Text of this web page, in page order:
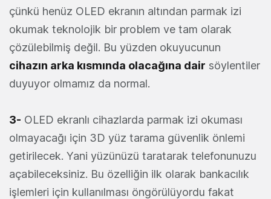
çünkü henüz OLED ekranın altından parmak izi
okumak teknolojik bir problem ve tam olarak
çözülebilmiş değil. Bu yüzden okuyucunun
cihazın arka kısmında olacağına dair söylentiler
duyuyor olmamız da normal.
3- OLED ekranlı cihazlarda parmak izi okuması
olmayacağı için 3D yüz tarama güvenlik önlemi
getirilecek. Yani yüzünüzü taratarak telefonunuzu
açabileceksiniz. Bu özelliğin ilk olarak bankacılık
işlemleri için kullanılması öngörülüyordu fakat